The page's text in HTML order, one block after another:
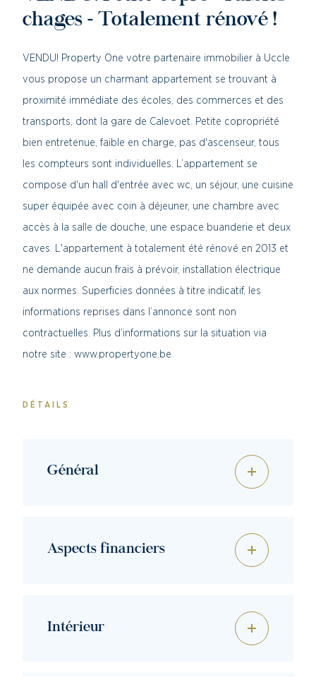
chages - Totalement rénové !
VENDU! Property One votre partenaire immobilier à Uccle
vous propose un charmant appartement se trouvant à
proximité immédiate des écoles, des commerces et des
transports, dont la gare de Calevoet. Petite copropriété
bien entretenue, faible en charge, pas d'ascenseur, tous
les compteurs sont individuelles. L’appartement se
compose d'un hall d'entrée avec wc, un séjour, une cuisine
super équipée avec coin à déjeuner, une chambre avec
accès à la salle de douche, une espace buanderie et deux
caves. L'appartement à totalement été rénové en 2013 et
ne demande aucun frais à prévoir, installation électrique
aux normes. Superficies données à titre indicatif, les
informations reprises dans l’annonce sont non
contractuelles. Plus d’informations sur la situation via
notre site : www.propertyone.be
DÉTAILS
Général
Aspects financiers
Intérieur